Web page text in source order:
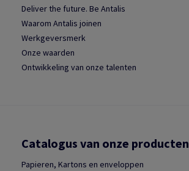
Deliver the future. Be Antalis
Waarom Antalis joinen
Werkgeversmerk
Onze waarden
Ontwikkeling van onze talenten
Catalogus van onze producten
Papieren, Kartons en enveloppen